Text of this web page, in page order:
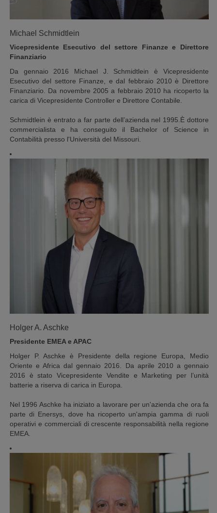
Michael Schmidtlein
Vicepresidente Esecutivo del settore Finanze e Direttore
Finanziario
Da gennaio 2016 Michael J. Schmidtlein è Vicepresidente
Esecutivo del settore Finanze, e dal febbraio 2010 è Direttore
Finanziario. Da novembre 2005 a febbraio 2010 ha ricoperto la
carica di Vicepresidente Controller e Direttore Contabile.
Schmidtlein è entrato a far parte dell’azienda nel 1995.È dottore
commercialista e ha conseguito il Bachelor of Science in
Contabilità presso l'Università del Missouri.
Holger A. Aschke
Presidente EMEA e APAC
Holger P. Aschke è Presidente della regione Europa, Medio
Oriente e Africa dal gennaio 2016. Da aprile 2010 a gennaio
2016 è stato Vicepresidente Vendite e Marketing per l’unità
batterie a riserva di carica in Europa.
Nel 1996 Aschke ha iniziato a lavorare per un'azienda che ora fa
parte di Enersys, dove ha ricoperto un'ampia gamma di ruoli
operativi e commerciali di crescente responsabilità nella regione
EMEA.